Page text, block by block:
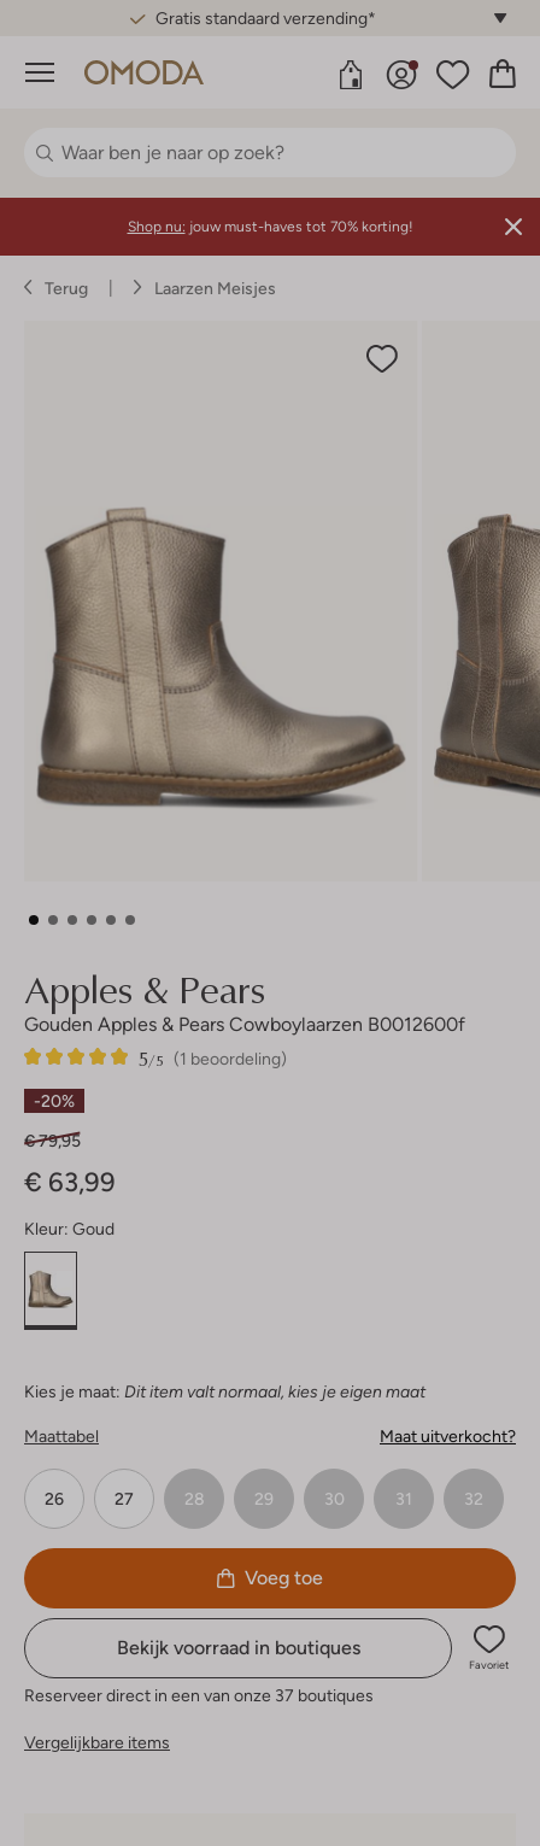
Gratis standaard verzending*
Menu
Shop nu: jouw must-haves tot 70% korting!
Terug Laarzen Meisjes
Apples & Pears
Gouden Apples & Pears Cowboylaarzen B0012600f
(1 beoordeling)
5/5
1
5
Sterren
-20%
€ 79,95
€ 63,99
Kleur: Goud
Kies je maat: Dit item valt normaal, kies je eigen maat
Maattabel Maat uitverkocht?
26 27 28 29 30 31 32
Voeg toe
Bekijk voorraad in boutiques
Favoriet
Reserveer direct in een van onze 37 boutiques
Vergelijkbare items